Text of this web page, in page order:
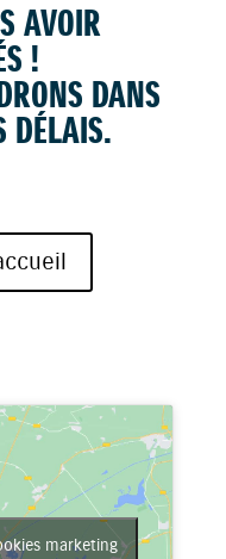
AVOIR
!
DANS
DÉLAIS.
marketing